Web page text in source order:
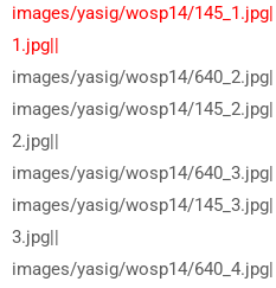
images/yasig/wosp14/145_1.jpg|
1.jpg||
images/yasig/wosp14/640_2.jpg|
images/yasig/wosp14/145_2.jpg|
2.jpg||
images/yasig/wosp14/640_3.jpg|
images/yasig/wosp14/145_3.jpg|
3.jpg||
images/yasig/wosp14/640_4.jpg|